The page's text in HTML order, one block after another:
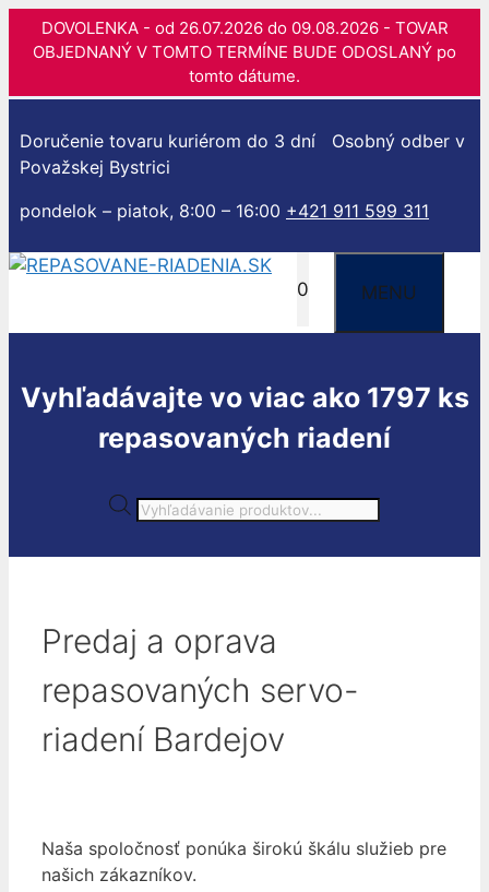
DOVOLENKA - od 26.07.2026 do 09.08.2026 - TOVAR
OBJEDNANÝ V TOMTO TERMÍNE BUDE ODOSLANÝ po
tomto dátume.
na
obsah
Doručenie tovaru kuriérom do 3 dní Osobný odber v
Považskej Bystrici
pondelok – piatok, 8:00 – 16:00 +421 911 599 311
0 MENU
Vyhľadávajte vo viac ako 1797 ks
repasovaných riadení
Products
Predaj a oprava
repasovaných servo-
riadení Bardejov
Naša spoločnosť ponúka širokú škálu služieb pre
našich zákazníkov.